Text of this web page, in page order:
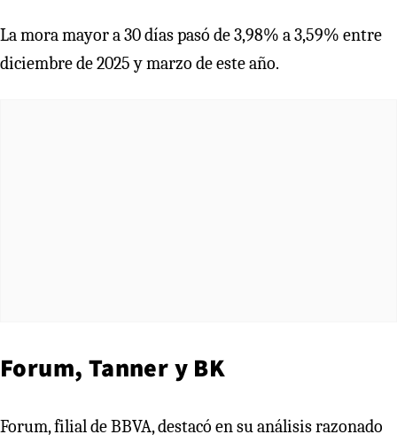
La mora mayor a 30 días pasó de 3,98% a 3,59% entre
diciembre de 2025 y marzo de este año.
Forum, Tanner y BK
Forum, filial de BBVA, destacó en su análisis razonado